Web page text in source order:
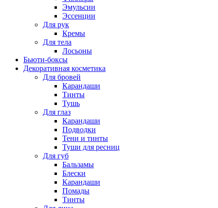
Эмульсии
Эссенции
Для рук
Кремы
Для тела
Лосьоны
Бьюти-боксы
Декоративная косметика
Для бровей
Карандаши
Тинты
Тушь
Для глаз
Карандаши
Подводки
Тени и тинты
Туши для ресниц
Для губ
Бальзамы
Блески
Карандаши
Помады
Тинты